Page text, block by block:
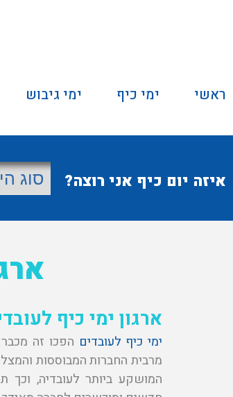
ראשי ימי כיף ימי גיבוש
איזה יום כיף אני רוצה?
ארגון ימי כיף
ימי כיף לעובדים הפכו זה
מרבית החברות המבוססות
המושקע ביותר לעובדיה, וכך